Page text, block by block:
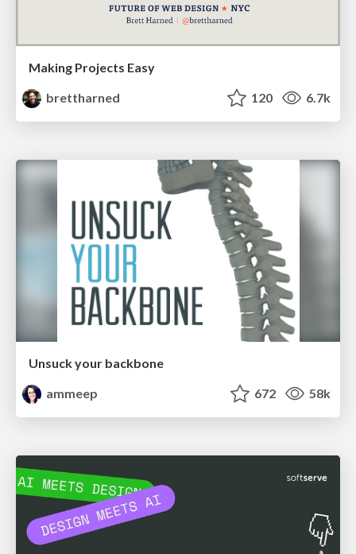
Making Projects Easy
brettharned
120 6.7k
Unsuck your backbone
ammeep
672 58k